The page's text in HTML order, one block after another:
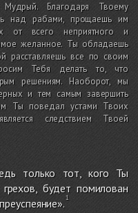
Благодаря Твоему
над рабами, прощаешь им
от всего неприятного и
желанное. Ты обладаешь
расставляешь все по своим
Тебя делать то, что
решениям. Наоборот, мы
и тем самым завершить
Ты поведал устами Твоих
следствием Твоей
только тот, кого Ты
будет помилован